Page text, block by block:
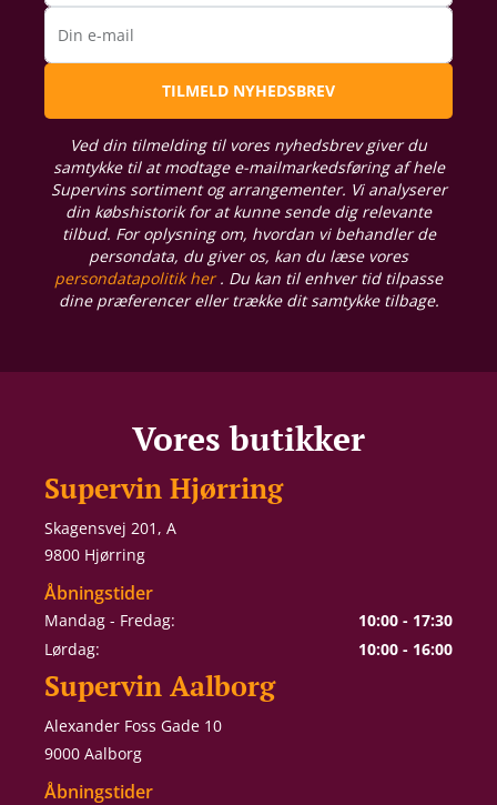
Din e-mail
TILMELD NYHEDSBREV
Ved din tilmelding til vores nyhedsbrev giver du
samtykke til at modtage e-mailmarkedsføring af hele
Supervins sortiment og arrangementer. Vi analyserer
din købshistorik for at kunne sende dig relevante
tilbud. For oplysning om, hvordan vi behandler de
persondata, du giver os, kan du læse vores
persondatapolitik her. Du kan til enhver tid tilpasse
dine præferencer eller trække dit samtykke tilbage.
Vores butikker
Supervin Hjørring
Skagensvej 201, A
9800 Hjørring
Åbningstider
Mandag - Fredag:
10:00 - 17:30
Lørdag:
10:00 - 16:00
Supervin Aalborg
Alexander Foss Gade 10
9000 Aalborg
Åbningstider